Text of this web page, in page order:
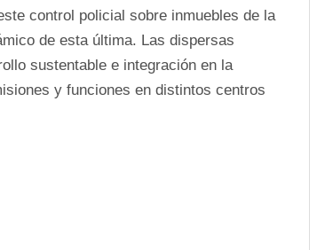
control policial sobre inmuebles de la
de esta última. Las dispersas
sustentable e integración en la
y funciones en distintos centros